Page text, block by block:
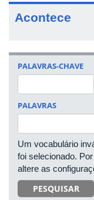
Acontece
PALAVRAS-CHAVE
PALAVRAS
Um vocabulário
foi selecionado.
altere as
PESQUISAR